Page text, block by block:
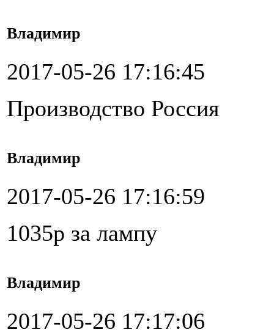
Владимир
2017-05-26 17:16:45
Производство Россия
Владимир
2017-05-26 17:16:59
1035р за лампу
Владимир
2017-05-26 17:17:06